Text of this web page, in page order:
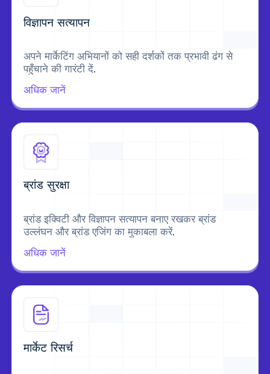
विज्ञापन सत्यापन
अपने मार्केटिंग अभियानों को सही दर्शकों तक प्रभावी ढंग से
पहुँचाने की गारंटी दें.
अधिक जानें
ब्रांड सुरक्षा
ब्रांड इक्विटी और विज्ञापन सत्यापन बनाए रखकर ब्रांड
उल्लंघन और ब्रांड एजिंग का मुकाबला करें.
अधिक जानें
मार्केट रिसर्च